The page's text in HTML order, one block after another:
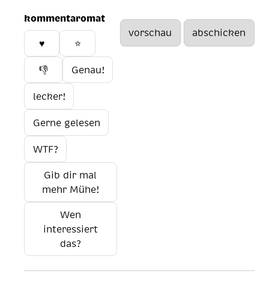
kommentaromat
♥️ ⭐
👎 Genau!
lecker!
Gerne gelesen
WTF?
Gib dir mal
mehr Mühe!
Wen
interessiert
das?